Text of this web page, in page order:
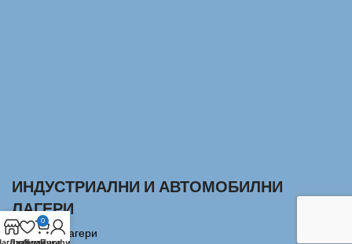
ИНДУСТРИАЛНИ И АВТОМОБИЛНИ
ЛАГЕРИ
Сачмени лагери
0